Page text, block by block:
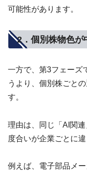
可能性があります。
2．個別株物色が
一方で、第3フェーズ
うより、個別株ごと
す。
理由は、同じ「AI関
度合いが企業ごとに違
例えば、電子部品メ